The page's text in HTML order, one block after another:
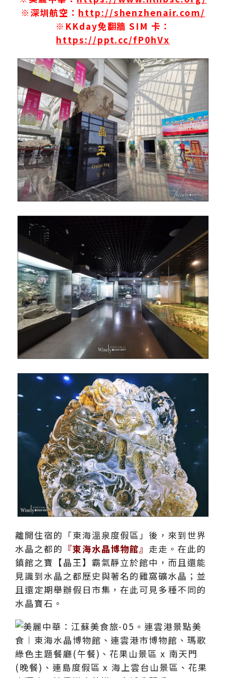
※深圳航空： http://shenzhenair.com/
※KKday免翻牆 SIM 卡：
https://ppt.cc/fP0hVx
離開住宿的「東海溫泉度假區」後，來到世界
水晶之都的 『東海水晶博物館』 走走。在此的
鎮館之寶【晶王】霸氣靜立於館中，而且還能
見識到水晶之都歷史與著名的雞窩礦水晶；並
且還定期舉辦假日市集，在此可見多種不同的
水晶寶石。